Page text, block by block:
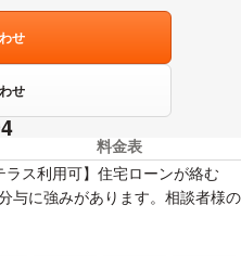
せ
せ
料金表
ス利用可】住宅ローンが絡む
与に強みがあります。相談者様の